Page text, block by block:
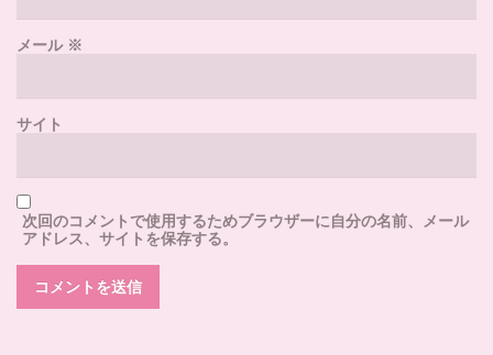
メール※
サイト
次回のコメントで使用するためブラウザーに自分の名前、メール
アドレス、サイトを保存する。